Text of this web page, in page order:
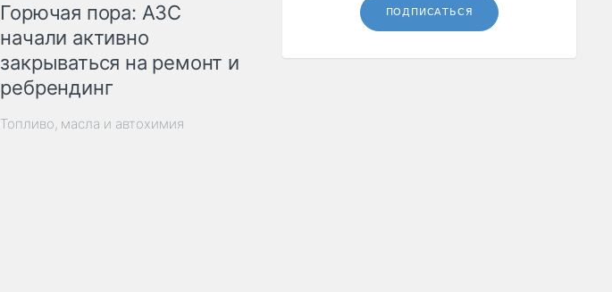
Горючая пора: АЗС
начали активно
закрываться на ремонт и
ребрендинг
Топливо, масла и автохимия
ПОДПИСАТЬСЯ